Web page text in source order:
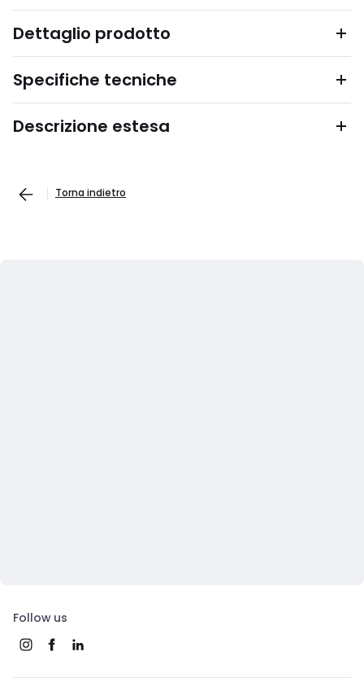
Dettaglio prodotto
Specifiche tecniche
Descrizione estesa
Torna indietro
Follow us